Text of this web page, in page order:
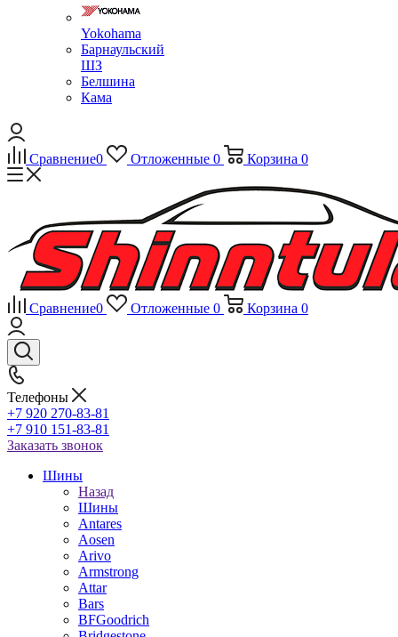
Yokohama
Барнаульский
ШЗ
Белшина
Кама
Сравнение0 Отложенные 0 Корзина 0
Сравнение0 Отложенные 0 Корзина 0
Телефоны
+7 920 270-83-81
+7 910 151-83-81
Заказать звонок
Шины
Назад
Шины
Antares
Aosen
Arivo
Armstrong
Attar
Bars
BFGoodrich